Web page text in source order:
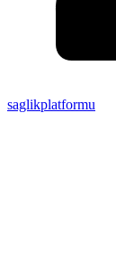
saglikplatformu